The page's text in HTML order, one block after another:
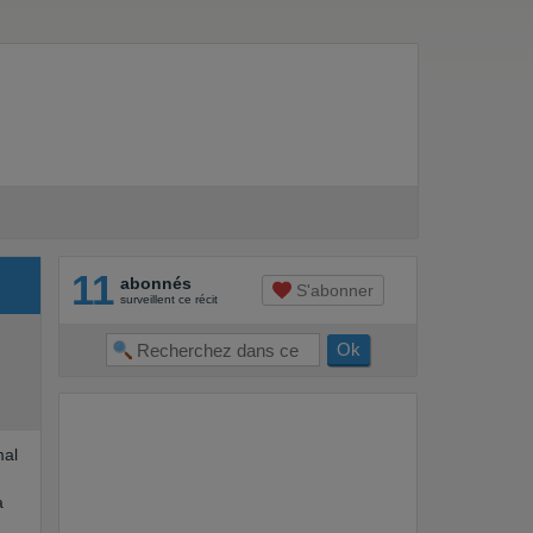
11 abonnés
surveillent ce récit S'abonner